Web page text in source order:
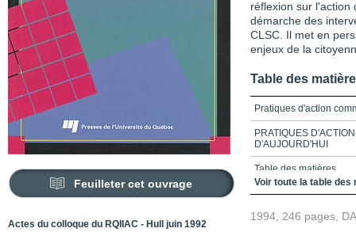
Feuilleter cet ouvrage
Actes du colloque du RQIIAC - Hull juin 1992
réflexion sur l'action
démarche des
CLSC. Il met en
enjeux de la
Table des
Pratiques d'action
PRATIQUES
D'AUJOURD'HUI
Table des matières
Liste des sigles utilisés
Introduction
Voir toute la table des
1994, 246 pages,